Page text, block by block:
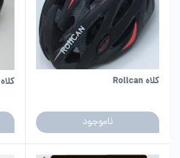
کلاه Rollcan
ناموجود
کلاه Rollcan